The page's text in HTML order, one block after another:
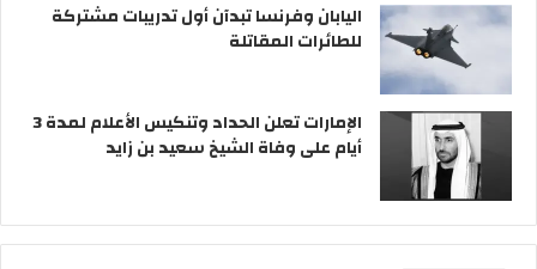
اليابان وفرنسا تبدآن أول تدريبات مشتركة
للطائرات المقاتلة
الإمارات تعلن الحداد وتنكيس الأعلام لمدة 3
أيام على وفاة الشيخ سعيد بن زايد